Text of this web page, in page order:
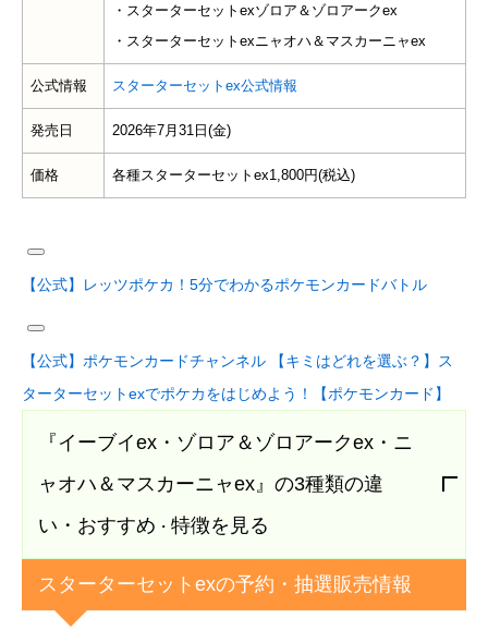
・スターターセットexゾロア＆ゾロアークex
・スターターセットexニャオハ＆マスカーニャex
公式情報 スターターセットex公式情報
発売日 2026年7月31日(金)
価格 各種スターターセットex1,800円(税込)
【公式】レッツポケカ！5分でわかるポケモンカードバトル
【公式】ポケモンカードチャンネル 【キミはどれを選ぶ？】ス
ターターセットexでポケカをはじめよう！【ポケモンカード】
『イーブイex・ゾロア＆ゾロアークex・ニ
ャオハ＆マスカーニャex』の3種類の違
い・おすすめ ・ 特徴を見る
スターターセットexの予約・抽選販売情報